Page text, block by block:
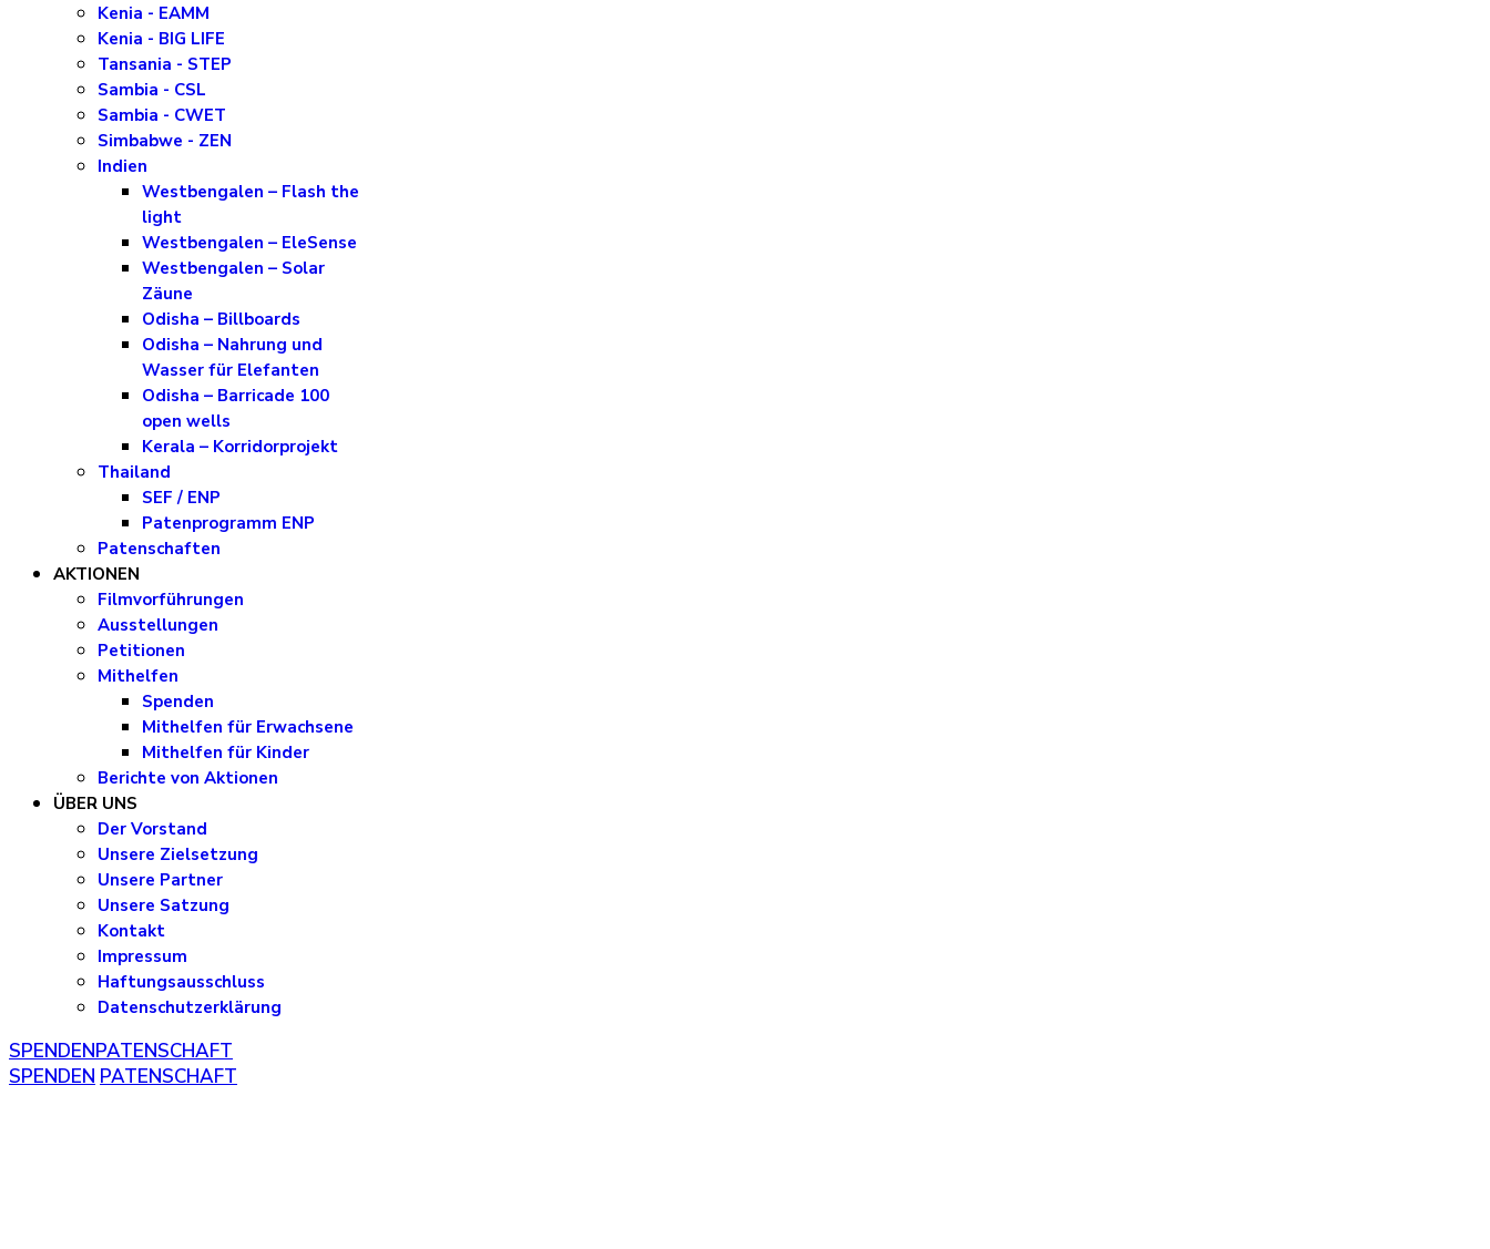
Kenia - EAMM
Kenia - BIG LIFE
Tansania - STEP
Sambia - CSL
Sambia - CWET
Simbabwe - ZEN
Indien
Westbengalen – Flash the
light
Westbengalen – EleSense
Westbengalen – Solar
Zäune
Odisha – Billboards
Odisha – Nahrung und
Wasser für Elefanten
Odisha – Barricade 100
open wells
Kerala – Korridorprojekt
Thailand
SEF / ENP
Patenprogramm ENP
Patenschaften
AKTIONEN
Filmvorführungen
Ausstellungen
Petitionen
Mithelfen
Spenden
Mithelfen für Erwachsene
Mithelfen für Kinder
Berichte von Aktionen
ÜBER UNS
Der Vorstand
Unsere Zielsetzung
Unsere Partner
Unsere Satzung
Kontakt
Impressum
Haftungsausschluss
Datenschutzerklärung
SPENDENPATENSCHAFT
SPENDEN PATENSCHAFT